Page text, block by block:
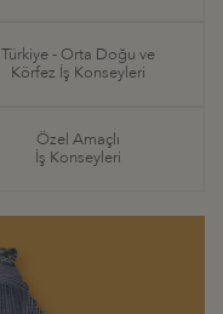
Türkiye - Orta Doğu ve
Körfez İş Konseyleri
Özel Amaçlı
İş Konseyleri